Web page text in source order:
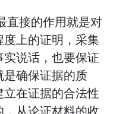
直接的作用就是对
上的证明，采集
说话，也要保证
确保证据的质
在证据的合法性
从论证材料的收